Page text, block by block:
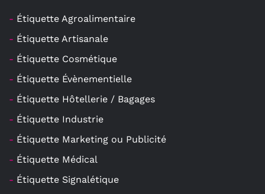
- Étiquette Agroalimentaire
- Étiquette Artisanale
- Étiquette Cosmétique
- Étiquette Évènementielle
- Étiquette Hôtellerie / Bagages
- Étiquette Industrie
- Étiquette Marketing ou Publicité
- Étiquette Médical
- Étiquette Signalétique